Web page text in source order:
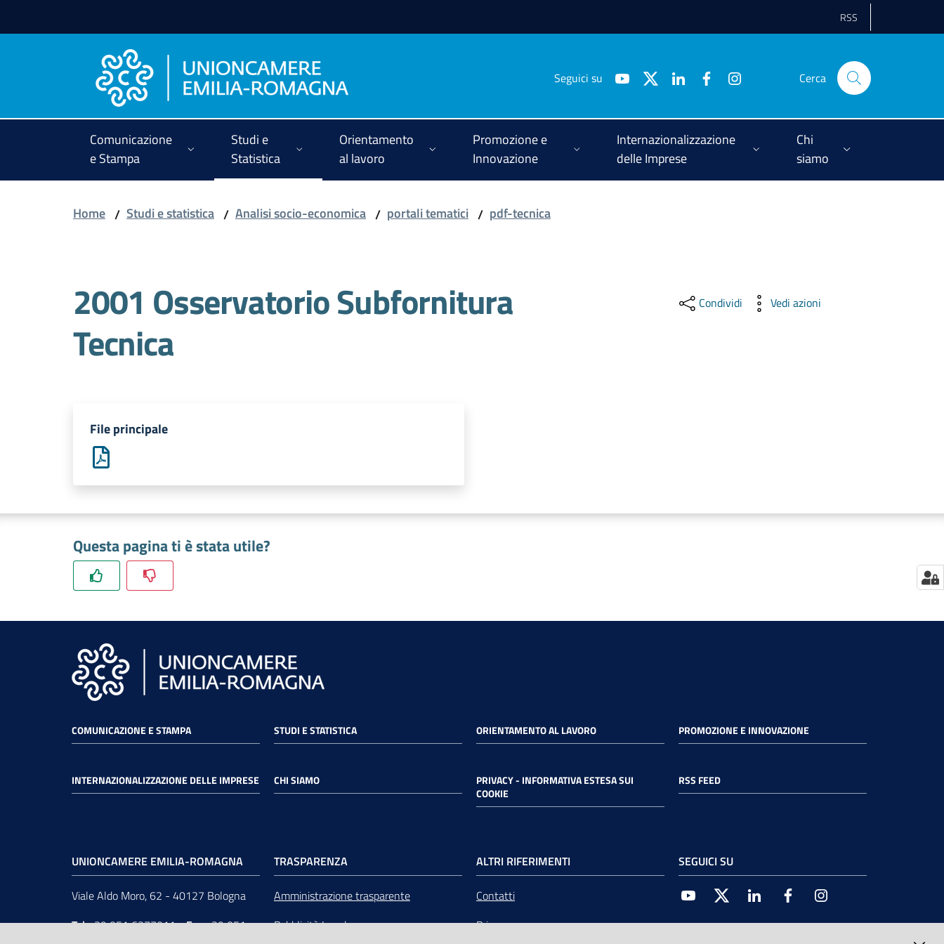
RSS
Seguici su Cerca
Comunicazione
e Stampa
Studi e
Statistica
Orientamento
al lavoro
Promozione e
Innovazione
Internazionalizzazione
delle Imprese
Chi
siamo
Home / Studi e statistica / Analisi socio-economica / portali tematici / pdf-tecnica
2001 Osservatorio Subfornitura
Tecnica
Condividi Vedi azioni
File principale
Questa pagina ti è stata utile?
COMUNICAZIONE E STAMPA STUDI E STATISTICA ORIENTAMENTO AL LAVORO PROMOZIONE E INNOVAZIONE
INTERNAZIONALIZZAZIONE DELLE IMPRESE CHI SIAMO
PRIVACY - INFORMATIVA ESTESA SUI
COOKIE
RSS FEED
UNIONCAMERE EMILIA-ROMAGNA
Viale Aldo Moro, 62 - 40127 Bologna
Tel+39 051 6377011-Fax+39 051
TRASPARENZA
Amministrazione trasparente
Pubblicità Legale
ALTRI RIFERIMENTI
Contatti
Privacy
SEGUICI SU
Youtube Twitter Linkedin Facebook